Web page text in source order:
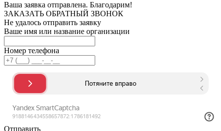
Ваша заявка отправлена. Благодарим!
ЗАКАЗАТЬ ОБРАТНЫЙ ЗВОНОК
Не удалось отправить заявку
Ваше имя или название организации
Номер телефона
Отправить